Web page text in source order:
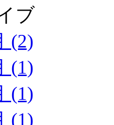
ブ
(2)
(1)
(1)
(1)